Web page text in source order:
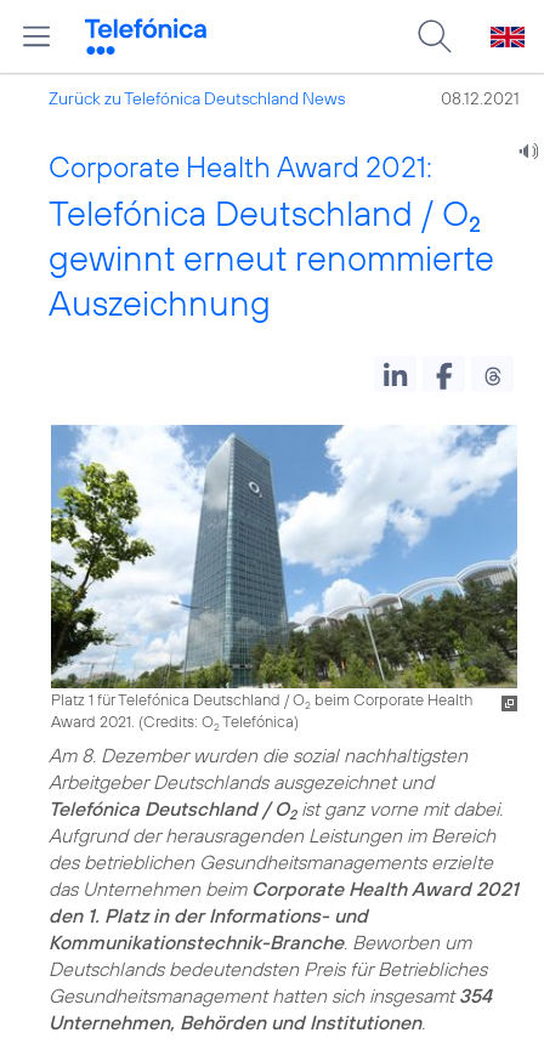
Zurück zu Telefónica Deutschland News 08.12.2021
Corporate Health Award 2021:
Telefónica Deutschland / O2
gewinnt erneut renommierte
Auszeichnung
Platz 1 für Telefónica Deutschland / O2 beim Corporate Health
Award 2021. (Credits: O2Telefónica)
Am 8. Dezember wurden die sozial nachhaltigsten
Arbeitgeber Deutschlands ausgezeichnet und
Telefónica Deutschland / O2ist ganz vorne mit dabei.
Aufgrund der herausragenden Leistungen im Bereich
des betrieblichen Gesundheits­managements erzielte
das Unternehmen beim Corporate Health Award 2021
den 1. Platz in der Informations- und
Kommunikationstechnik-Branche. Beworben um
Deutschlands bedeutendsten Preis für Betriebliches
Gesundheitsmanagement hatten sich insgesamt354
Unternehmen, Behörden und Institutionen.